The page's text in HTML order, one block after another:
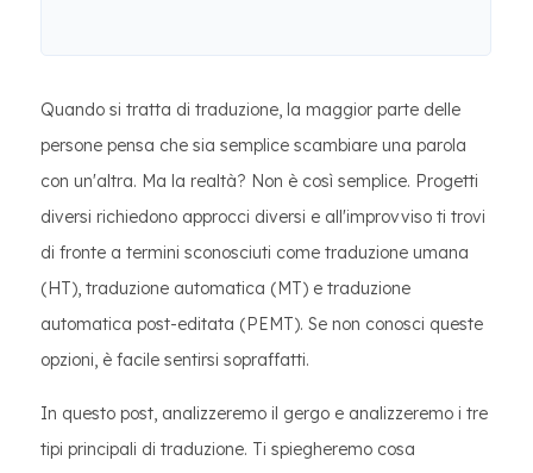
Quando si tratta di traduzione, la maggior parte delle
persone pensa che sia semplice scambiare una parola
con un'altra. Ma la realtà? Non è così semplice. Progetti
diversi richiedono approcci diversi e all'improvviso ti trovi
di fronte a termini sconosciuti come traduzione umana
(HT), traduzione automatica (MT) e traduzione
automatica post-editata (PEMT). Se non conosci queste
opzioni, è facile sentirsi sopraffatti.
In questo post, analizzeremo il gergo e analizzeremo i tre
tipi principali di traduzione. Ti spiegheremo cosa